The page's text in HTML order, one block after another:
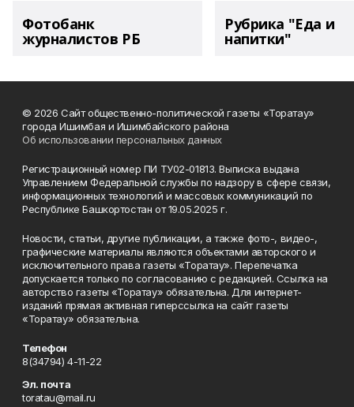
Фотобанк
журналистов РБ
Рубрика "Еда и
напитки"
© 2026 Сайт общественно-политической газеты «Торатау»
города Ишимбая и Ишимбайского района
Об использовании персональных данных
Регистрационный номер ПИ ТУ02-01813. Выписка выдана
Управлением Федеральной службы по надзору в сфере связи,
информационных технологий и массовых коммуникаций по
Республике Башкортостан от 19.05.2025 г.
Новости, статьи, другие публикации, а также фото-, видео-,
графические материалы являются объектами авторского и
исключительного права газеты «Торатау». Перепечатка
допускается только по согласованию с редакцией. Ссылка на
авторство газеты «Торатау» обязательна. Для интернет-
изданий прямая активная гиперссылка на сайт газеты
«Торатау» обязательна.
Телефон
8(34794) 4-11-22
Эл. почта
toratau@mail.ru